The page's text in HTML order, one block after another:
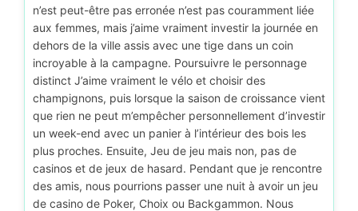
n’est peut-être pas erronée n’est pas couramment liée
aux femmes, mais j’aime vraiment investir la journée en
dehors de la ville assis avec une tige dans un coin
incroyable à la campagne. Poursuivre le personnage
distinct J’aime vraiment le vélo et choisir des
champignons, puis lorsque la saison de croissance vient
que rien ne peut m’empêcher personnellement d’investir
un week-end avec un panier à l’intérieur des bois les
plus proches. Ensuite, Jeu de jeu mais non, pas de
casinos et de jeux de hasard. Pendant que je rencontre
des amis, nous pourrions passer une nuit à avoir un jeu
de casino de Poker, Choix ou Backgammon. Nous